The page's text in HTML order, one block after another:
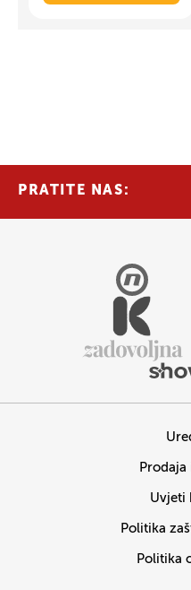
PRATITE NAS:
Uvjeti
Politika
Politika